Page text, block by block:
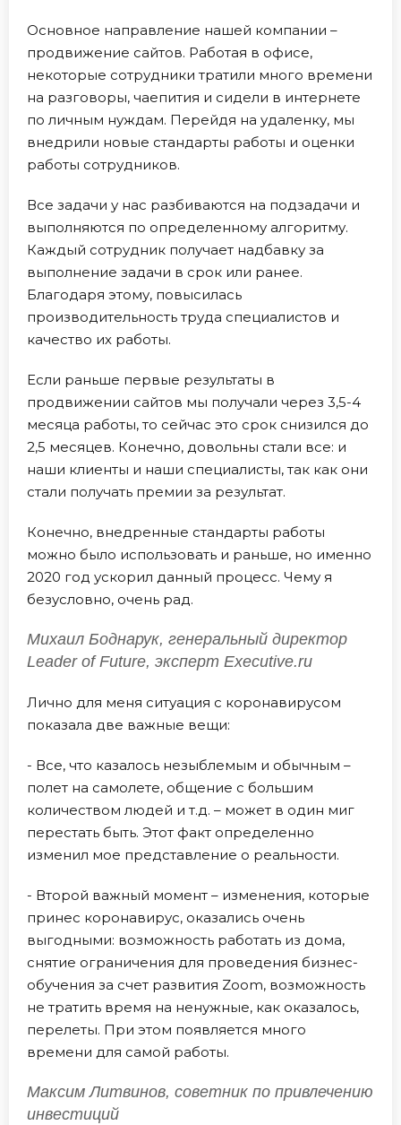
Основное направление нашей компании –
продвижение сайтов. Работая в офисе,
некоторые сотрудники тратили много времени
на разговоры, чаепития и сидели в интернете
по личным нуждам. Перейдя на удаленку, мы
внедрили новые стандарты работы и оценки
работы сотрудников.
Все задачи у нас разбиваются на подзадачи и
выполняются по определенному алгоритму.
Каждый сотрудник получает надбавку за
выполнение задачи в срок или ранее.
Благодаря этому, повысилась
производительность труда специалистов и
качество их работы.
Если раньше первые результаты в
продвижении сайтов мы получали через 3,5-4
месяца работы, то сейчас это срок снизился до
2,5 месяцев. Конечно, довольны стали все: и
наши клиенты и наши специалисты, так как они
стали получать премии за результат.
Конечно, внедренные стандарты работы
можно было использовать и раньше, но именно
2020 год ускорил данный процесс. Чему я
безусловно, очень рад.
Михаил Боднарук, генеральный директор
Leader of Future, эксперт Executive.ru
Лично для меня ситуация с коронавирусом
показала две важные вещи:
- Все, что казалось незыблемым и обычным –
полет на самолете, общение с большим
количеством людей и т.д. – может в один миг
перестать быть. Этот факт определенно
изменил мое представление о реальности.
- Второй важный момент – изменения, которые
принес коронавирус, оказались очень
выгодными: возможность работать из дома,
снятие ограничения для проведения бизнес-
обучения за счет развития Zoom, возможность
не тратить время на ненужные, как оказалось,
перелеты. При этом появляется много
времени для самой работы.
Максим Литвинов, советник по привлечению
инвестиций